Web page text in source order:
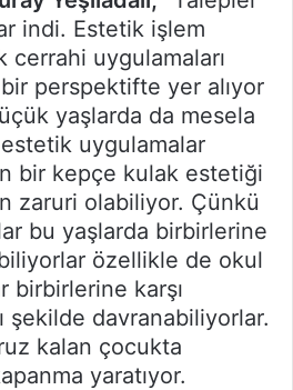
indi. Estetik işlem
uygulamaları
perspektifte yer alıyor
yaşlarda da mesela
uygulamalar
bir kepçe kulak estetiği
zaruri olabiliyor. Çünkü
bu yaşlarda birbirlerine
özellikle de okul
birbirlerine karşı
şekilde davranabiliyorlar.
kalan çocukta
yaratıyor.